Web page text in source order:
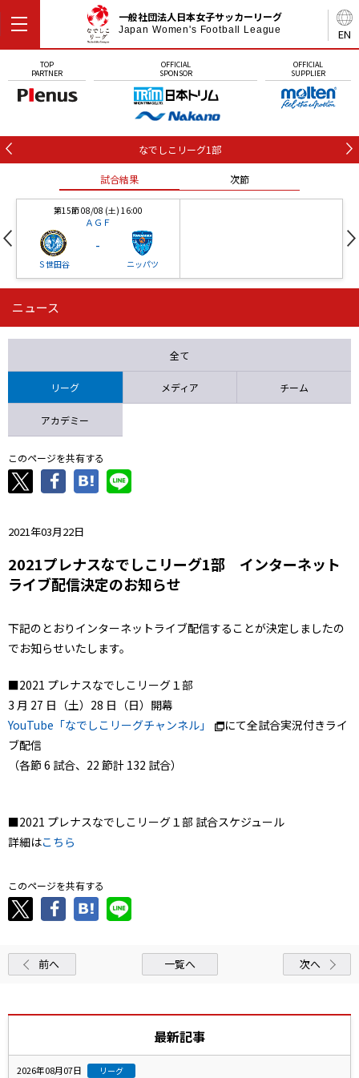
EN
一般社団法人日本女子サッカーリーグ
Japan Women's Football League
TOP
PARTNER
OFFICIAL
SPONSOR
OFFICIAL
SUPPLIER
なでしこリーグ1部
試合結果 次節
第15節 08/08 (土) 16:00
ＡＧＦ
Ｓ世田谷
-
ニッパツ
第16節 09/05 (土) 15:00
ニッパツ 石人の星
ニュース
全て
リーグ メディア チーム
アカデミー
このページを共有する
2021年03月22日
2021プレナスなでしこリーグ1部 インターネット
ライブ配信決定のお知らせ
下記のとおりインターネットライブ配信することが決定しましたの
でお知らせいたします。
■2021 プレナスなでしこリーグ１部
3 月 27 日（土）28 日（日）開幕
YouTube「なでしこリーグチャンネル」
にて全試合実況付きライ
ブ配信
（各節 6 試合、22 節計 132 試合）
■2021 プレナスなでしこリーグ１部 試合スケジュール
詳細はこちら
このページを共有する
前へ 一覧へ 次へ
最新記事
2026年08月07日 リーグ